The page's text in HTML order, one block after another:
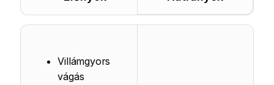
Villámgyors
vágás